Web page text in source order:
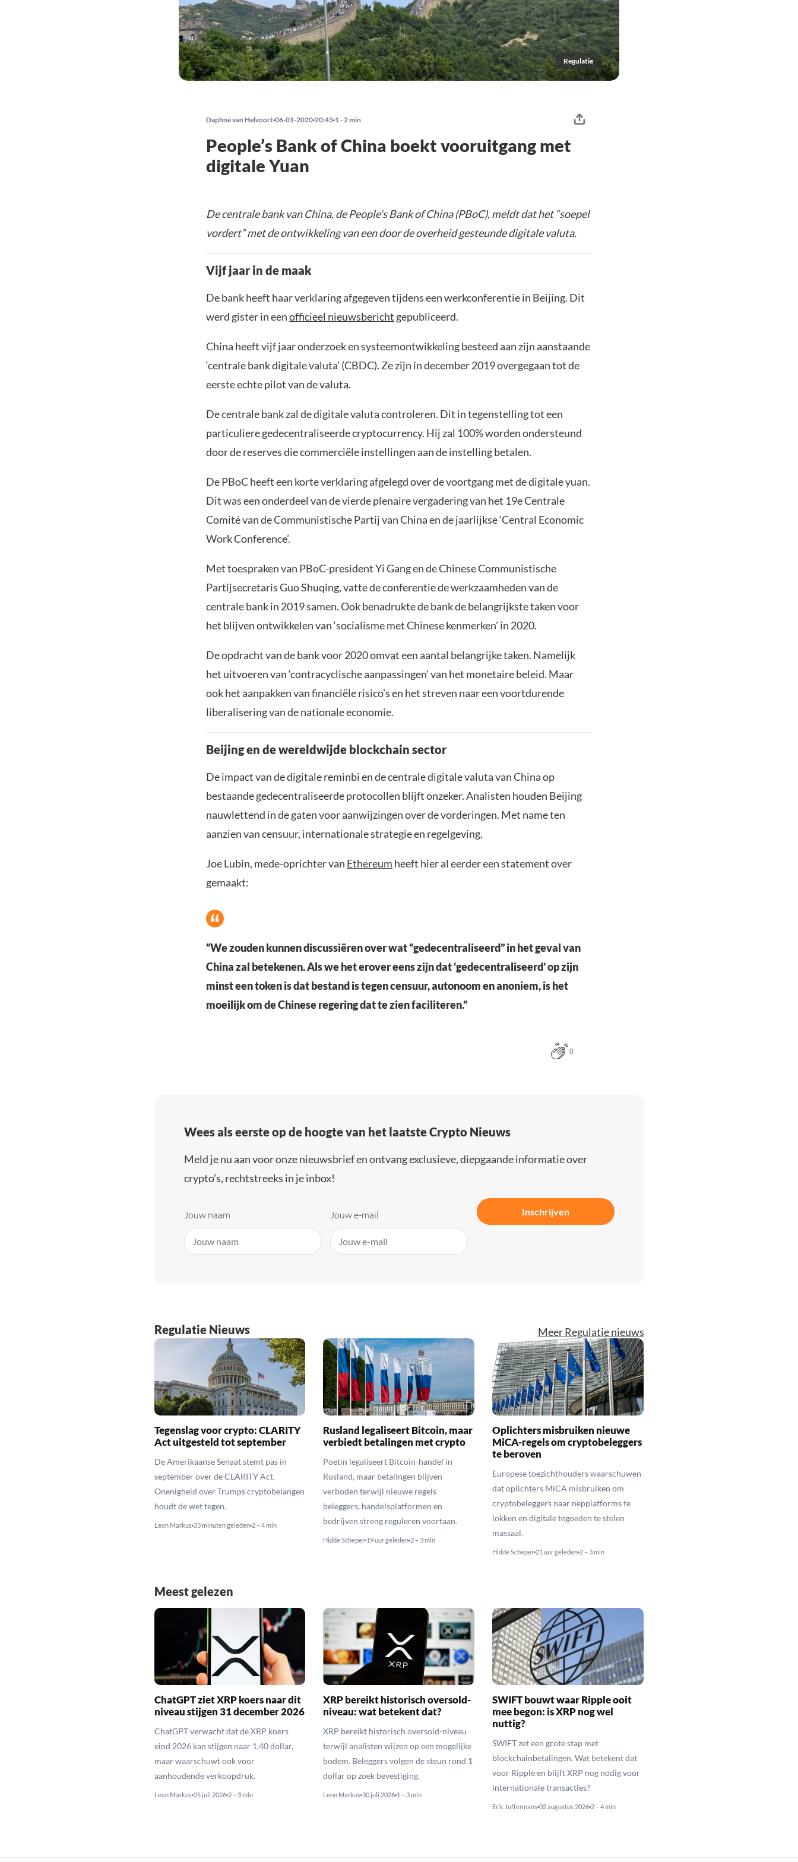
Regulatie
Daphne van Helvoort 06-01-2020 20:45 1 - 2 min
People’s Bank of China boekt vooruitgang met
digitale Yuan
De centrale bank van China, de People’s Bank of China (PBoC), meldt dat het “soepel
vordert” met de ontwikkeling van een door de overheid gesteunde digitale valuta.
Vijf jaar in de maak
De bank heeft haar verklaring afgegeven tijdens een werkconferentie in Beijing. Dit
werd gister in eenofficieel nieuwsbericht gepubliceerd.
China heeft vijf jaar onderzoek en systeemontwikkeling besteed aan zijn aanstaande
‘centrale bank digitale valuta’ (CBDC). Ze zijn in december 2019 overgegaan tot de
eerste echte pilot van de valuta.
De centrale bank zal de digitale valuta controleren. Dit in tegenstelling tot een
particuliere gedecentraliseerde cryptocurrency. Hij zal 100% worden ondersteund
door de reserves die commerciële instellingen aan de instelling betalen.
De PBoC heeft een korte verklaring afgelegd over de voortgang met de digitale yuan.
Dit was een onderdeel van de vierde plenaire vergadering van het 19e Centrale
Comité van de Communistische Partij van China en de jaarlijkse ‘Central Economic
Work Conference’.
Met toespraken van PBoC-president Yi Gang en de Chinese Communistische
Partijsecretaris Guo Shuqing, vatte de conferentie de werkzaamheden van de
centrale bank in 2019 samen. Ook benadrukte de bank de belangrijkste taken voor
het blijven ontwikkelen van ‘socialisme met Chinese kenmerken’ in 2020.
De opdracht van de bank voor 2020 omvat een aantal belangrijke taken. Namelijk
het uitvoeren van ‘contracyclische aanpassingen’ van het monetaire beleid. Maar
ook het aanpakken van financiële risico’s en het streven naar een voortdurende
liberalisering van de nationale economie.
Beijing en de wereldwijde blockchain sector
De impact van de digitale reminbi en de centrale digitale valuta van China op
bestaande gedecentraliseerde protocollen blijft onzeker. Analisten houden Beijing
nauwlettend in de gaten voor aanwijzingen over de vorderingen. Met name ten
aanzien van censuur, internationale strategie en regelgeving.
Joe Lubin, mede-oprichter van Ethereum heeft hier al eerder een statement over
gemaakt:
“We zouden kunnen discussiëren over wat “gedecentraliseerd” in het geval van
China zal betekenen. Als we het erover eens zijn dat ‘gedecentraliseerd’ op zijn
minst een token is dat bestand is tegen censuur, autonoom en anoniem, is het
moeilijk om de Chinese regering dat te zien faciliteren.”
0
Wees als eerste op de hoogte van het laatste Crypto Nieuws
Meld je nu aan voor onze nieuwsbrief en ontvang exclusieve, diepgaande informatie over
crypto’s, rechtstreeks in je inbox!
Jouw naam Jouw e-mail Inschrijven
Regulatie Nieuws Meer Regulatie nieuws
Tegenslag voor crypto: CLARITY
Act uitgesteld tot september
De Amerikaanse Senaat stemt pas in
september over de CLARITY Act.
Onenigheid over Trumps cryptobelangen
houdt de wet tegen.
Leon Markus 33 minuten geleden 2 – 4 min
Rusland legaliseert Bitcoin, maar
verbiedt betalingen met crypto
Poetin legaliseert Bitcoin-handel in
Rusland, maar betalingen blijven
verboden terwijl nieuwe regels
beleggers, handelsplatformen en
bedrijven streng reguleren voortaan.
Hidde Scheper 19 uur geleden 2 – 3 min
Oplichters misbruiken nieuwe
MiCA-regels om cryptobeleggers
te beroven
Europese toezichthouders waarschuwen
dat oplichters MiCA misbruiken om
cryptobeleggers naar nepplatforms te
lokken en digitale tegoeden te stelen
massaal.
Hidde Scheper 21 uur geleden 2 – 3 min
Meest gelezen
ChatGPT ziet XRP koers naar dit
niveau stijgen 31 december 2026
ChatGPT verwacht dat de XRP koers
eind 2026 kan stijgen naar 1,40 dollar,
maar waarschuwt ook voor
aanhoudende verkoopdruk.
Leon Markus 25 juli 2026 2 – 3 min
XRP bereikt historisch oversold-
niveau: wat betekent dat?
XRP bereikt historisch oversold-niveau
terwijl analisten wijzen op een mogelijke
bodem. Beleggers volgen de steun rond 1
dollar op zoek bevestiging.
Leon Markus 30 juli 2026 1 – 3 min
SWIFT bouwt waar Ripple ooit
mee begon: is XRP nog wel
nuttig?
SWIFT zet een grote stap met
blockchainbetalingen. Wat betekent dat
voor Ripple en blijft XRP nog nodig voor
internationale transacties?
Erik Juffermans 02 augustus 2026 2 – 4 min